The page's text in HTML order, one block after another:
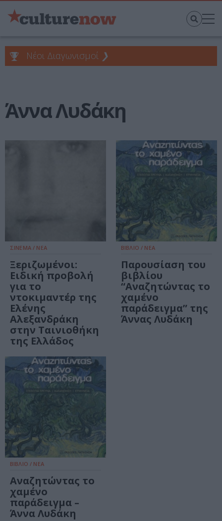
Νέοι Διαγωνισμοί ❯
Άννα Λυδάκη
ΣΙΝΕΜΑ / ΝΕΑ
Ξεριζωμένοι:
Ειδική προβολή
για το
ντοκιμαντέρ της
Ελένης
Αλεξανδράκη
στην Ταινιοθήκη
της Ελλάδος
ΒΙΒΛΙΟ / ΝΕΑ
Παρουσίαση του
βιβλίου
“Αναζητώντας το
χαμένο
παράδειγμα” της
Άννας Λυδάκη
ΒΙΒΛΙΟ / ΝΕΑ
Αναζητώντας το
χαμένο
παράδειγμα –
Άννα Λυδάκη